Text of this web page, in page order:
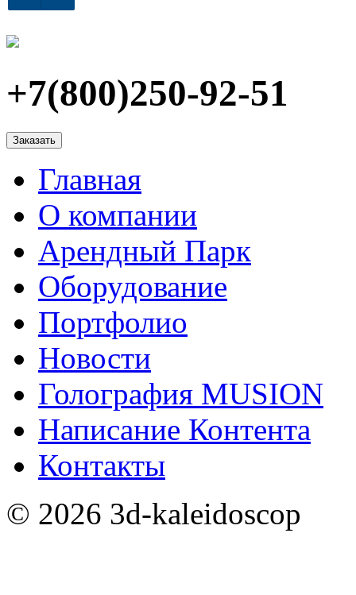
+7(800)250-92-51
Заказать
Главная
О компании
Арендный Парк
Оборудование
Портфолио
Новости
Голография MUSION
Написание Контента
Контакты
© 2026 3d-kaleidoscop